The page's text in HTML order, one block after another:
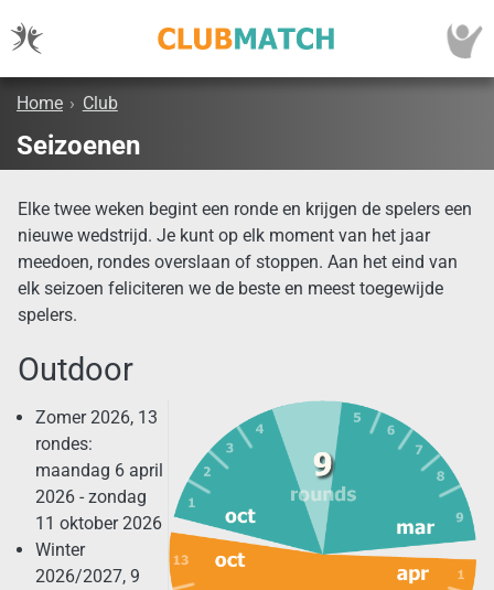
Home › Club
Seizoenen
Elke twee weken begint een ronde en krijgen de spelers een
nieuwe wedstrijd. Je kunt op elk moment van het jaar
meedoen, rondes overslaan of stoppen. Aan het eind van
elk seizoen feliciteren we de beste en meest toegewijde
spelers.
Outdoor
Zomer 2026, 13
rondes:
maandag 6 april
2026 - zondag
11 oktober 2026
Winter
2026/2027, 9